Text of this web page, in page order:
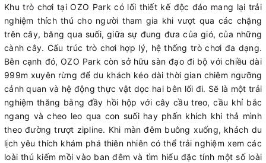
Khu trò chơi tại OZO Park có lối thiết kế độc đáo mang lại trải
nghiệm thích thú cho người tham gia khi vượt qua các chặng
trên cây, băng qua suối, giữa sự đung đưa của gió, của những
cành cây. Cấu trúc trò chơi hợp lý, hệ thống trò chơi đa dạng.
Bên cạnh đó, OZO Park còn sở hữu sàn đạo đi bộ với chiều dài
999m xuyên rừng để du khách kéo dài thời gian chiêm ngưỡng
cảnh quan và hệ động thực vật dọc hai bên lối đi. Sẽ là một trải
nghiệm thăng bằng đầy hồi hộp với cây cầu treo, cầu khỉ bắc
ngang và cheo leo qua con suối hay phấn khích khi thả mình
theo đường trượt zipline. Khi màn đêm buông xuống, khách du
lịch yêu thích khám phá thiên nhiên có thể trải nghiệm xem các
loài thú kiếm mồi vào ban đêm và tìm hiểu đặc tính một số loài